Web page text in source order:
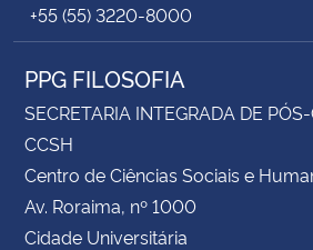
+55 (55) 3220-8000
PPG FILOSOFIA
SECRETARIA INTEGRADA DE
CCSH
Centro de Ciências Sociais e
Av. Roraima, nº 1000
Cidade Universitária